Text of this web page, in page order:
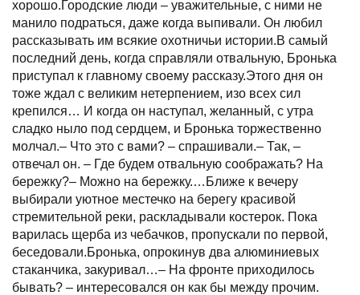
хорошо.Городские люди – уважительные, с ними не
манило подраться, даже когда выпивали. Он любил
рассказывать им всякие охотничьи истории.В самый
последний день, когда справляли отвальную, Бронька
приступал к главному своему рассказу.Этого дня он
тоже ждал с великим нетерпением, изо всех сил
крепился… И когда он наступал, желанный, с утра
сладко ныло под сердцем, и Бронька торжественно
молчал.– Что это с вами? – спрашивали.– Так, –
отвечал он. – Где будем отвальную соображать? На
бережку?– Можно на бережку.…Ближе к вечеру
выбирали уютное местечко на берегу красивой
стремительной реки, раскладывали костерок. Пока
варилась щерба из чебачков, пропускали по первой,
беседовали.Бронька, опрокинув два алюминиевых
стаканчика, закуривал…– На фронте приходилось
бывать? – интересовался он как бы между прочим.